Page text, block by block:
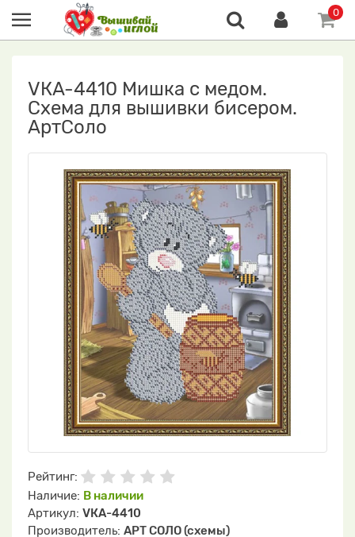
0
VКA-4410 Мишка с медом.
Схема для вышивки бисером.
АртСоло
Рейтинг:
Наличие: В наличии
Артикул: VКA-4410
Производитель: АРТ СОЛО (схемы)